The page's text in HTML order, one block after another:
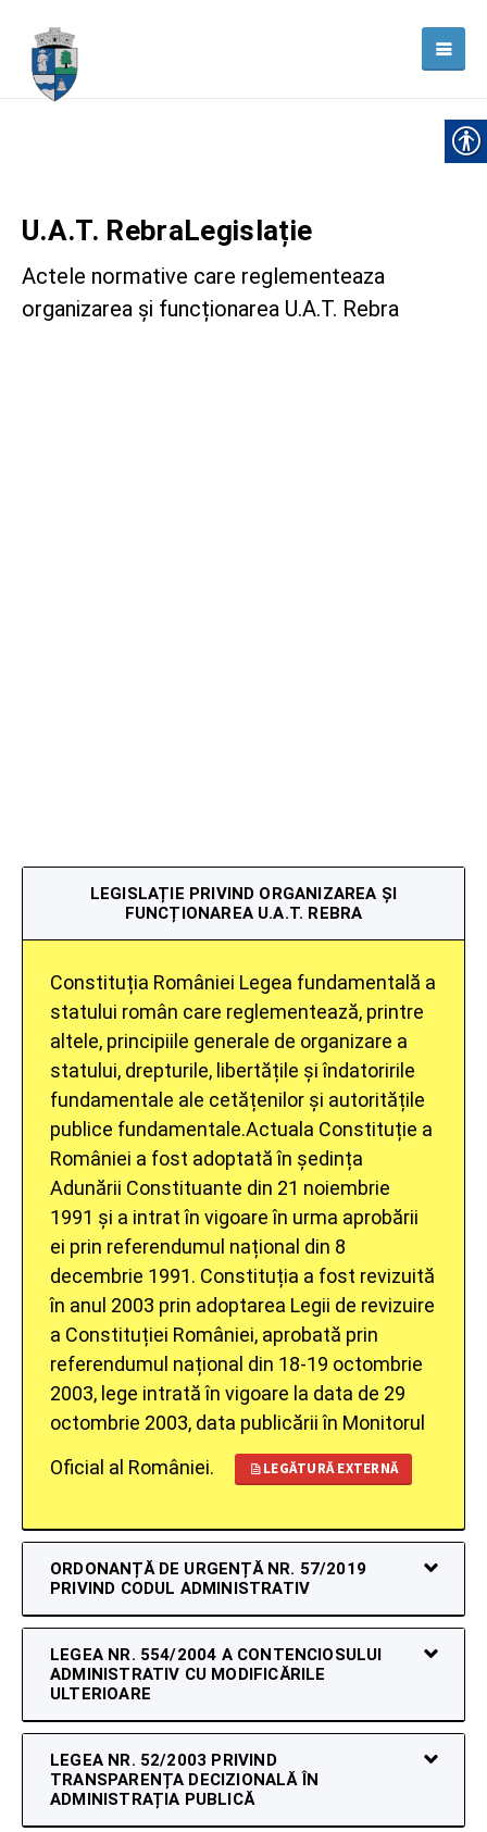
U.A.T. RebraLegislație
Actele normative care reglementeaza
organizarea și funcționarea U.A.T. Rebra
LEGISLAȚIE PRIVIND ORGANIZAREA ȘI
FUNCȚIONAREA U.A.T. REBRA
Constituția României Legea fundamentală a
statului român care reglementează, printre
altele, principiile generale de organizare a
statului, drepturile, libertățile și îndatoririle
fundamentale ale cetățenilor și autoritățile
publice fundamentale.Actuala Constituție a
României a fost adoptată în ședința
Adunării Constituante din 21 noiembrie
1991 și a intrat în vigoare în urma aprobării
ei prin referendumul național din 8
decembrie 1991. Constituția a fost revizuită
în anul 2003 prin adoptarea Legii de revizuire
a Constituției României, aprobată prin
referendumul național din 18-19 octombrie
2003, lege intrată în vigoare la data de 29
octombrie 2003, data publicării în Monitorul
Oficial al României.
LEGĂTURĂ EXTERNĂ
ORDONANȚĂ DE URGENȚĂ NR. 57/2019
PRIVIND CODUL ADMINISTRATIV
LEGEA NR. 554/2004 A CONTENCIOSULUI
ADMINISTRATIV CU MODIFICĂRILE
ULTERIOARE
LEGEA NR. 52/2003 PRIVIND
TRANSPARENȚA DECIZIONALĂ ÎN
ADMINISTRAȚIA PUBLICĂ